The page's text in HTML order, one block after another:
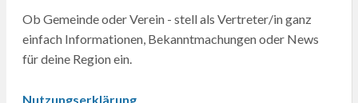
Ob Gemeinde oder Verein - stell als Vertreter/in ganz
einfach Informationen, Bekanntmachungen oder News
für deine Region ein.
Nutzungserklärung